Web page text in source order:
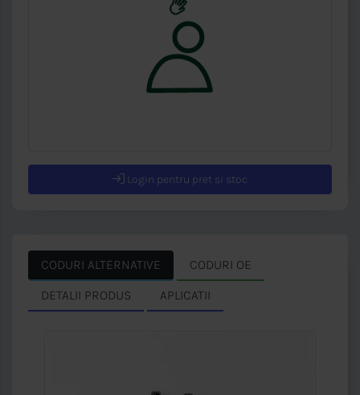
Login pentru pret si stoc
CODURI ALTERNATIVE
CODURI OE
DETALII PRODUS
APLICATII